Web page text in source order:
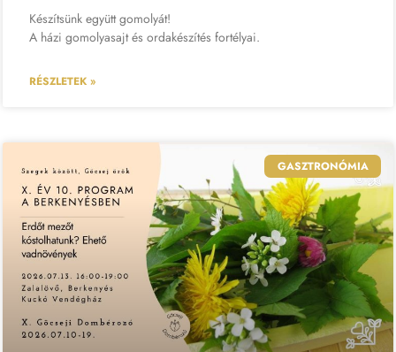
Készítsünk együtt gomolyát!
A házi gomolyasajt és ordakészítés fortélyai.
RÉSZLETEK »
GASZTRONÓMIA